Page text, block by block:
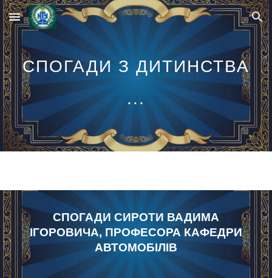
Skip to main content Skip to navigation
СПОГАДИ З ДИТИНСТВА
...
СПОГАДИ СИРОТИ ВАДИМА
ІГОРОВИЧА, ПРОФЕСОРА КАФЕДРИ
АВТОМОБІЛІВ